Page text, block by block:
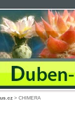
> CHIMERA